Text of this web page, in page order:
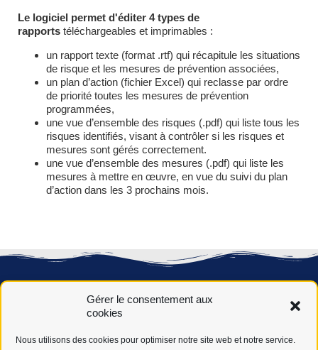
Gérer le consentement aux
cookies
Nous utilisons des cookies pour optimiser notre site web et notre service.
Le logiciel permet d'éditer 4 types de
rapports téléchargeables et imprimables :
un rapport texte (format .rtf) qui récapitule les situations
de risque et les mesures de prévention associées,
un plan d’action (fichier Excel) qui reclasse par ordre
de priorité toutes les mesures de prévention
programmées,
une vue d’ensemble des risques (.pdf) qui liste tous les
risques identifiés, visant à contrôler si les risques et
mesures sont gérés correctement.
une vue d’ensemble des mesures (.pdf) qui liste les
mesures à mettre en œuvre, en vue du suivi du plan
d’action dans les 3 prochains mois.